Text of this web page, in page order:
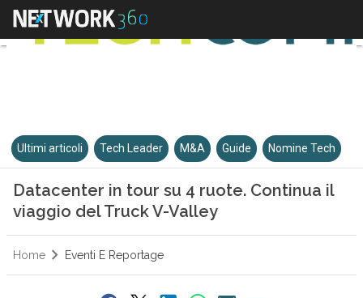
Ultimi articoli Tech Leader M&A Guide Nomine Tech
Datacenter in tour su 4 ruote. Continua il
viaggio del Truck V-Valley
Home Eventi E Reportage